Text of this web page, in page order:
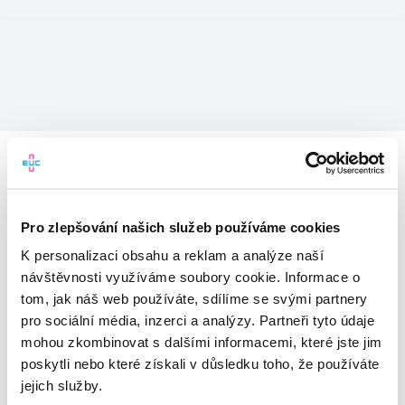
Pro zlepšování našich služeb používáme cookies
K personalizaci obsahu a reklam a analýze naší
návštěvnosti využíváme soubory cookie. Informace o
tom, jak náš web používáte, sdílíme se svými partnery
pro sociální média, inzerci a analýzy. Partneři tyto údaje
mohou zkombinovat s dalšími informacemi, které jste jim
poskytli nebo které získali v důsledku toho, že používáte
jejich služby.
Vítejte v mojeEUC